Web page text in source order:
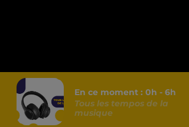
En ce moment : 0h - 6h
Tous les tempos de la
musique